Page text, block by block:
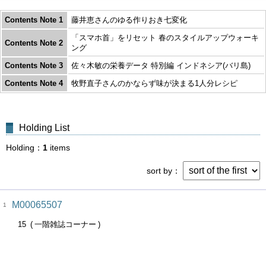
Contents Note 1 藤井恵さんのゆる作りおき七変化
Contents Note 2
「スマホ首」をリセット 春のスタイルアップウォーキ
ング
Contents Note 3
佐々木敏の栄養データ 特別編 インドネシア(バリ島)
Contents Note 4
牧野直子さんのかならず味が決まる1人分レシピ
Holding List
Holding 1 items
sort by
1 M00065507
15 一階雑誌コーナー